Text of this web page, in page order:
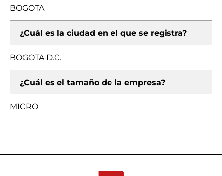
BOGOTA
¿Cuál es la ciudad en el que se registra?
BOGOTA D.C.
¿Cuál es el tamaño de la empresa?
MICRO